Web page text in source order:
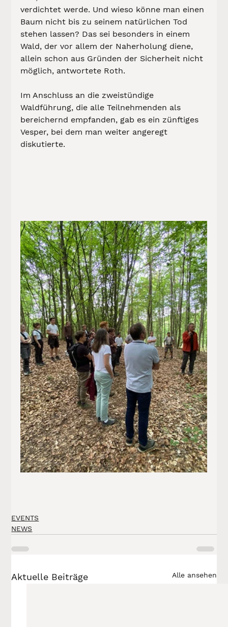
verdichtet werde. Und wieso könne man einen
Baum nicht bis zu seinem natürlichen Tod
stehen lassen? Das sei besonders in einem
Wald, der vor allem der Naherholung diene,
allein schon aus Gründen der Sicherheit nicht
möglich, antwortete Roth.
Im Anschluss an die zweistündige
Waldführung, die alle Teilnehmenden als
bereichernd empfanden, gab es ein zünftiges
Vesper, bei dem man weiter angeregt
diskutierte.
EVENTS
NEWS
Aktuelle Beiträge Alle ansehen